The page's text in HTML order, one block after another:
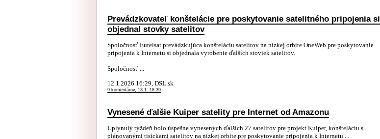
Prevádzkovateľ konštelácie pre poskytovanie satelitného pripojenia si
objednal stovky satelitov
Spoločnosť Eutelsat prevádzkujúca konšteláciu satelitov na nízkej orbite OneWeb pre poskytovanie
pripojenia k Internetu si objednala vyrobenie ďalších stoviek satelitov.
Spoločnosť ...
12.1.2026 16:29, DSL.sk
9 komentárov, 13.1. 18:39
Vynesené ďalšie Kuiper satelity pre Internet od Amazonu
Uplynulý týždeň bolo úspešne vynesených ďalších 27 satelitov pre projekt Kuiper, konšteláciu s
plánovanými tisíckami satelitov na nízkej orbite pre poskytovanie pripojenia k Internetu ...